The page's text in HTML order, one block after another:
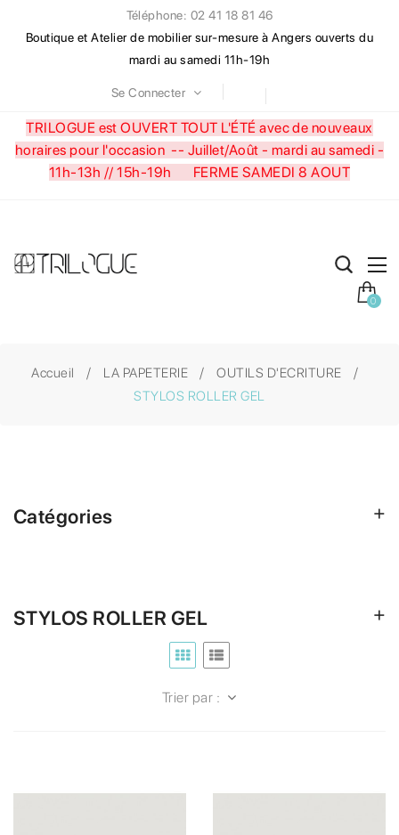
Téléphone: 02 41 18 81 46
Boutique et Atelier de mobilier sur-mesure à Angers ouverts du
mardi au samedi 11h-19h
Se Connecter
TRILOGUE est OUVERT TOUT L'ÉTÉ avec de nouveaux
horaires pour l'occasion -- Juillet/Août - mardi au samedi -
11h-13h // 15h-19h FERME SAMEDI 8 AOUT
0
Accueil LA PAPETERIE
OUTILS D'ECRITURE
STYLOS ROLLER GEL
Catégories
STYLOS ROLLER GEL
Trier par :